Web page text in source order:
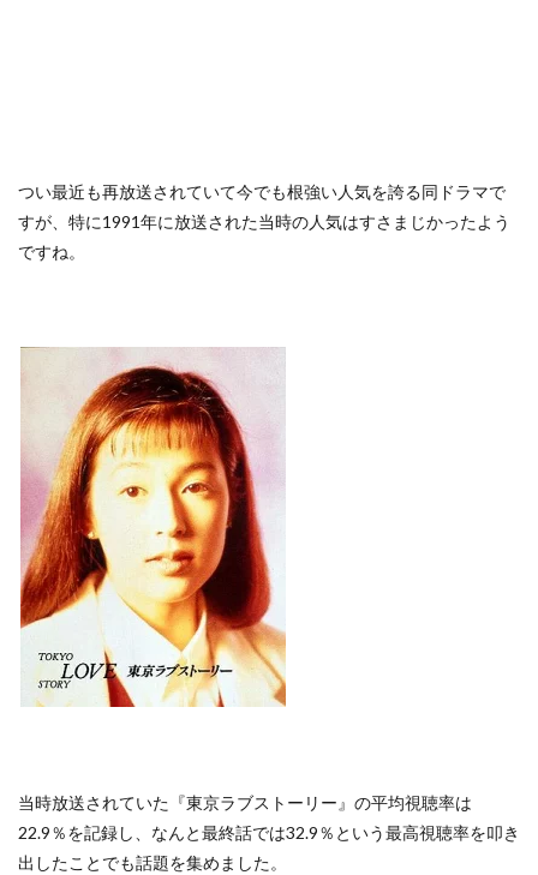
つい最近も再放送されていて今でも根強い人気を誇る同ドラマで
すが、特に1991年に放送された当時の人気はすさまじかったよう
ですね。
当時放送されていた『東京ラブストーリー』の平均視聴率は
22.9％を記録し、なんと最終話では32.9％という最高視聴率を叩き
出したことでも話題を集めました。